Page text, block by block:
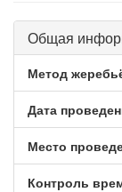
Общая
Метод
Дата
Место
Контроль